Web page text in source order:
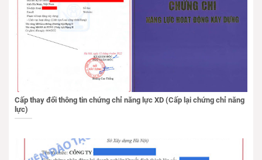
Cấp thay đổi thông tin chứng chỉ năng lực XD (Cấp lại chứng chỉ năng
lực)